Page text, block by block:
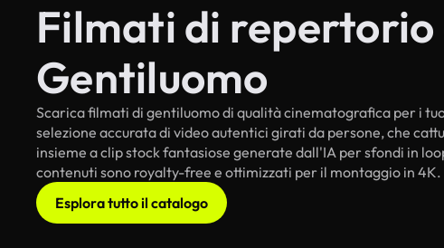
Filmati di
Gentiluomo
Scarica filmati di gentiluomo di qualità cinematografica per i
selezione accurata di video autentici girati da persone, che
insieme a clip stock fantasiose generate dall'IA per sfondi in
contenuti sono royalty-free e ottimizzati per il montaggio in 4K.
Esplora tutto il catalogo